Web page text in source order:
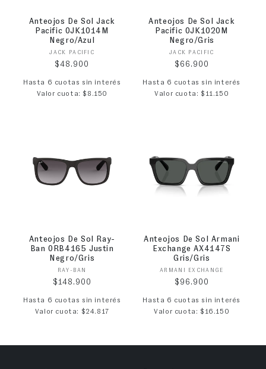
Anteojos De Sol Jack
Pacific 0JK1014M
Negro/Azul
Proveedor:
JACK PACIFIC
Precio habitual
$48.900
Hasta 6 cuotas sin interés
Valor cuota: $8.150
Anteojos De Sol Jack
Pacific 0JK1020M
Negro/Gris
Proveedor:
JACK PACIFIC
Precio habitual
$66.900
Hasta 6 cuotas sin interés
Valor cuota: $11.150
Anteojos De Sol Ray-
Ban 0RB4165 Justin
Negro/Gris
Proveedor:
RAY-BAN
Precio habitual
$148.900
Hasta 6 cuotas sin interés
Valor cuota: $24.817
Anteojos De Sol Armani
Exchange AX4147S
Gris/Gris
Proveedor:
ARMANI EXCHANGE
Precio habitual
$96.900
Hasta 6 cuotas sin interés
Valor cuota: $16.150